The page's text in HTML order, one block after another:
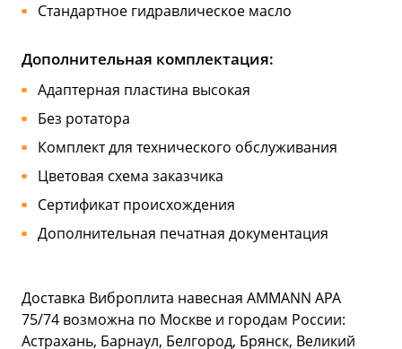
Стандартное гидравлическое масло
Дополнительная комплектация:
Адаптерная пластина высокая
Без ротатора
Комплект для технического обслуживания
Цветовая схема заказчика
Сертификат происхождения
Дополнительная печатная документация
Доставка Виброплита навесная AMMANN APA
75/74 возможна по Москве и городам России:
Астрахань, Барнаул, Белгород, Брянск, Великий